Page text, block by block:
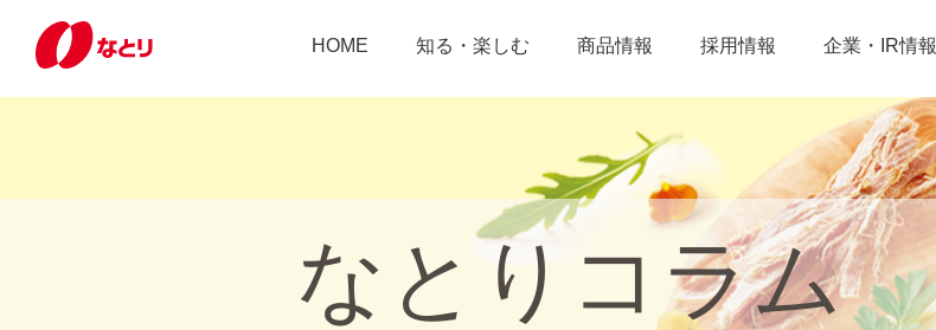
HOME 知る・楽しむ 商品情報 採用情報 企業・IR情報
なとりコラム